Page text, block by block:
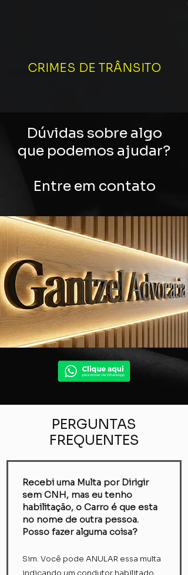
CRIMES DE TRÂNSITO
Dúvidas sobre algo
que podemos ajudar?
Entre em contato
PERGUNTAS
FREQUENTES
Recebi uma Multa por Dirigir
sem CNH, mas eu tenho
habilitação, o Carro é que esta
no nome de outra pessoa.
Posso fazer alguma coisa?
Sim. Você pode ANULAR essa multa
indicando um condutor habilitado,